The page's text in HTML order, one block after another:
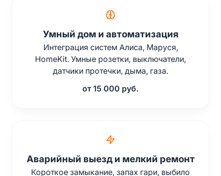
Умный дом и автоматизация
Интеграция систем Алиса, Маруся,
HomeKit. Умные розетки, выключатели,
датчики протечки, дыма, газа.
от 15 000 руб.
Аварийный выезд и мелкий ремонт
Короткое замыкание, запах гари, выбило